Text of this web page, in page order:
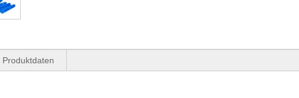
Produktdaten